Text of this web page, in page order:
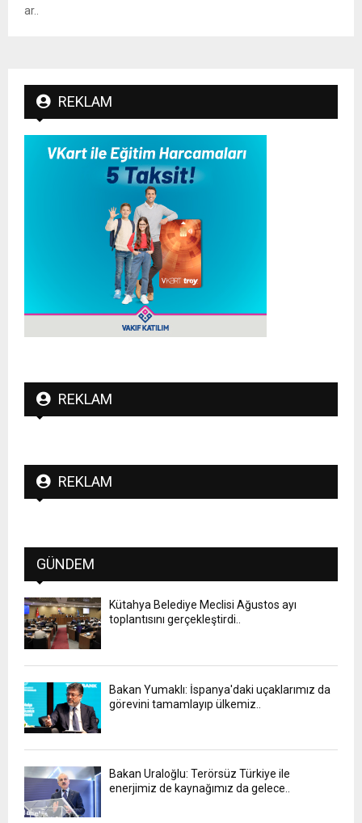
ar..
REKLAM
REKLAM
REKLAM
GÜNDEM
Kütahya Belediye Meclisi Ağustos ayı
toplantısını gerçekleştirdi..
Bakan Yumaklı: İspanya'daki uçaklarımız da
görevini tamamlayıp ülkemiz..
Bakan Uraloğlu: Terörsüz Türkiye ile
enerjimiz de kaynağımız da gelece..